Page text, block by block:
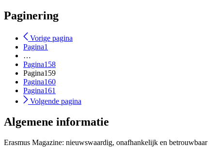
Paginering
Vorige pagina
Pagina1
…
Pagina158
Pagina159
Pagina160
Pagina161
Volgende pagina
Algemene informatie
Erasmus Magazine: nieuwswaardig, onafhankelijk en betrouwbaar